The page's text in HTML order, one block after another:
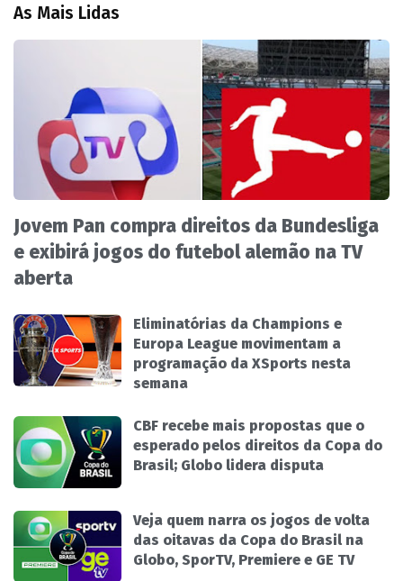
As Mais Lidas
Jovem Pan compra direitos da Bundesliga
e exibirá jogos do futebol alemão na TV
aberta
Eliminatórias da Champions e
Europa League movimentam a
programação da XSports nesta
semana
CBF recebe mais propostas que o
esperado pelos direitos da Copa do
Brasil; Globo lidera disputa
Veja quem narra os jogos de volta
das oitavas da Copa do Brasil na
Globo, SporTV, Premiere e GE TV